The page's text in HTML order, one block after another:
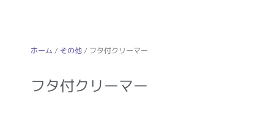
ホーム / その他/ フタ付クリーマー
フタ付クリーマー